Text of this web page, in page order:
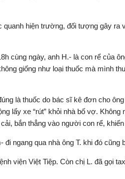
hiện trường, đối tượng gây ra
cùng ngày, anh H.- là con rể của
giống như loại thuốc mà mình
là thuốc do bác sĩ kê đơn cho
lấy xe “rút” khỏi nhà bố vợ.
bắn thẳng vào người con rể,
ngang qua nhà ông T. khi đó cũng
viện Việt Tiệp. Còn chị L. đã gọi